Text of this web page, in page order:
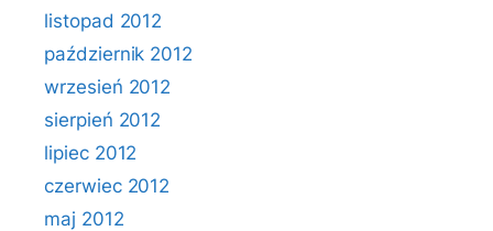
listopad 2012
październik 2012
wrzesień 2012
sierpień 2012
lipiec 2012
czerwiec 2012
maj 2012